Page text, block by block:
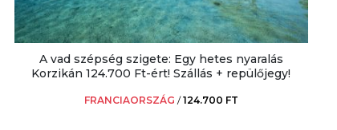
A vad szépség szigete: Egy hetes nyaralás
Korzikán 124.700 Ft-ért! Szállás + repülőjegy!
FRANCIAORSZÁG /124.700 FT